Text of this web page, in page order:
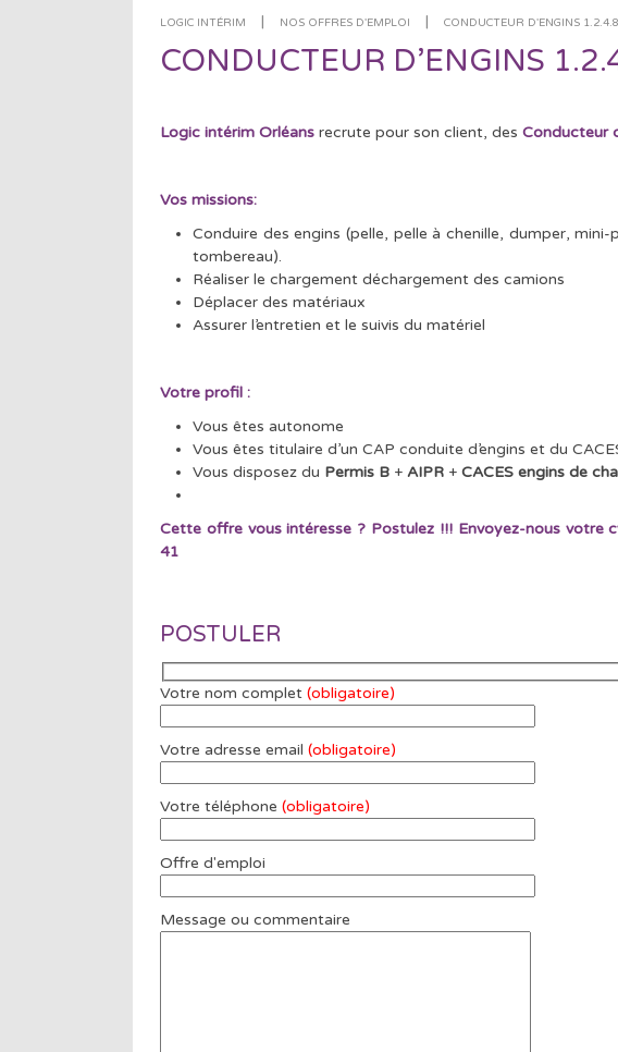
LOGIC INTÉRIM | NOS OFFRES D'EMPLOI | CONDUCTEUR D'ENGINS
CONDUCTEUR D’ENGINS
Logic intérim Orléans recrute pour son client, des Conducteur
Vos missions:
Conduire des engins (pelle, pelle à chenille, dumper,
tombereau).
Réaliser le chargement déchargement des camions
Déplacer des matériaux
Assurer l’entretien et le suivis du matériel
Votre profil :
Vous êtes autonome
Vous êtes titulaire d’un CAP conduite d’engins et du
Vous disposez du Permis B + AIPR + CACES engins de
Cette offre vous intéresse ? Postulez !!! Envoyez-nous
41
POSTULER
Votre nom complet (obligatoire)
Votre adresse email (obligatoire)
Votre téléphone (obligatoire)
Offre d'emploi
Message ou commentaire